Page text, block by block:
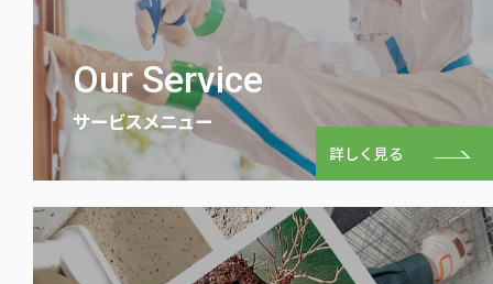
Our Service
サービスメニュー
詳しく見る